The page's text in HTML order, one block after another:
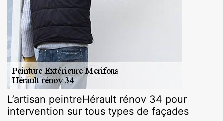
L’artisan peintreHérault rénov 34 pour
intervention sur tous types de façades